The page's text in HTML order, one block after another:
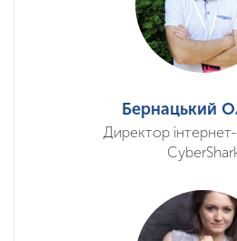
Бернацький
Директор